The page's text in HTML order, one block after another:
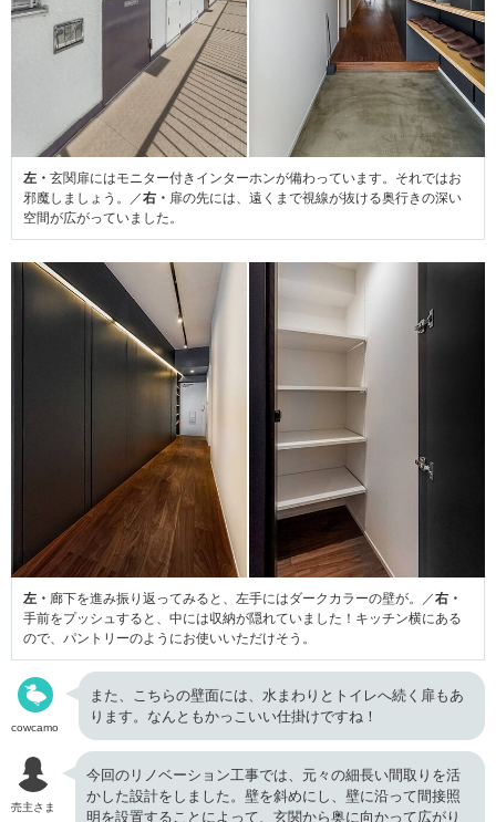
左・ 玄関扉にはモニター付きインターホンが備わっています。それではお
邪魔しましょう。／右・ 扉の先には、遠くまで視線が抜ける奥行きの深い
空間が広がっていました。
左・ 廊下を進み振り返ってみると、左手にはダークカラーの壁が。／右・
手前をプッシュすると、中には収納が隠れていました！キッチン横にある
ので、パントリーのようにお使いいただけそう。
cowcamo
また、こちらの壁面には、水まわりとトイレへ続く扉もあ
ります。なんともかっこいい仕掛けですね！
売主さま
今回のリノベーション工事では、元々の細長い間取りを活
かした設計をしました。壁を斜めにし、壁に沿って間接照
明を設置することによって、玄関から奥に向かって広がり